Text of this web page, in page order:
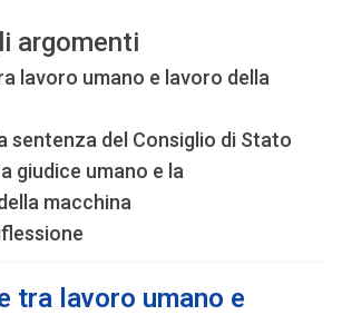
argomenti
lavoro umano e lavoro della
sentenza del Consiglio di Stato
giudice umano e la
macchina
tra lavoro umano e